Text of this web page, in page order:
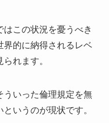
この状況を憂うべき
界的に納得されるレベ
れます。
ういった倫理規定を無
いうのが現状です。